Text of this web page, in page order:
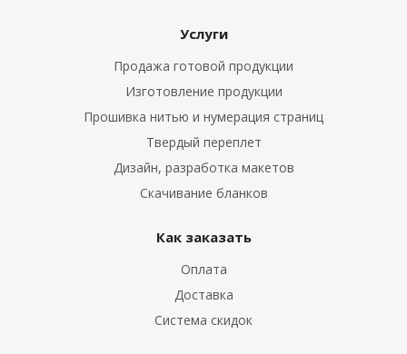
Услуги
Продажа готовой продукции
Изготовление продукции
Прошивка нитью и нумерация страниц
Твердый переплет
Дизайн, разработка макетов
Скачивание бланков
Как заказать
Оплата
Доставка
Система скидок